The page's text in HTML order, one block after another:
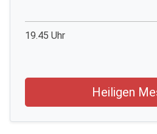
19.45 Uhr
Heiligen